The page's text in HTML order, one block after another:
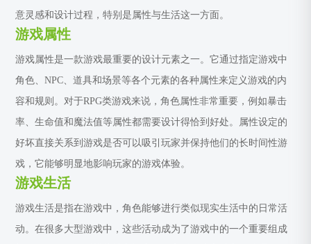
意灵感和设计过程，特别是属性与生活这一方面。
游戏属性
游戏属性是一款游戏最重要的设计元素之一。它通过指定游戏中
角色、NPC、道具和场景等各个元素的各种属性来定义游戏的内
容和规则。对于RPG类游戏来说，角色属性非常重要，例如暴击
率、生命值和魔法值等属性都需要设计得恰到好处。属性设定的
好坏直接关系到游戏是否可以吸引玩家并保持他们的长时间性游
戏，它能够明显地影响玩家的游戏体验。
游戏生活
游戏生活是指在游戏中，角色能够进行类似现实生活中的日常活
动。在很多大型游戏中，这些活动成为了游戏中的一个重要组成